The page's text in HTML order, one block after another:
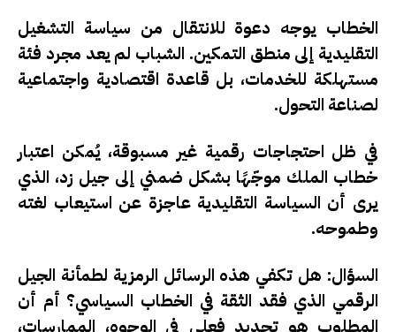
الخطاب يوجه دعوة للانتقال من سياسة التشغيل
التقليدية إلى منطق التمكين. الشباب لم يعد مجرد فئة
مستهلكة للخدمات، بل قاعدة اقتصادية واجتماعية
لصناعة التحول.
في ظل احتجاجات رقمية غير مسبوقة، يُمكن اعتبار
خطاب الملك موجّهًا بشكل ضمني إلى جيل زد، الذي
يرى أن السياسة التقليدية عاجزة عن استيعاب لغته
وطموحه.
السؤال: هل تكفي هذه الرسائل الرمزية لطمأنة الجيل
الرقمي الذي فقد الثقة في الخطاب السياسي؟ أم أن
المطلوب هو تجديد فعلي في الوجوه، الممارسات،